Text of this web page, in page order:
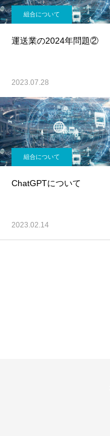
組合について
運送業の2024年問題②
2023.07.28
組合について
ChatGPTについて
2023.02.14